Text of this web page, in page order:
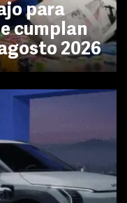
para
cumplan
2026